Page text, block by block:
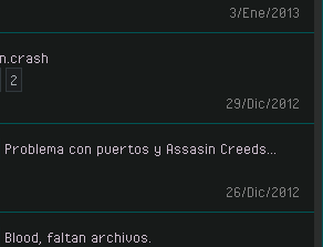
3/Ene/2013
2
29/Dic/2012
Problema con puertos y Assasin Creeds...
26/Dic/2012
Blood, faltan archivos.